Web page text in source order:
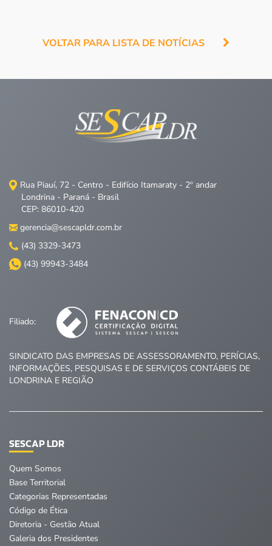
VOLTAR PARA LISTA DE NOTÍCIAS
Rua Piauí, 72 - Centro - Edifício Itamaraty - 2º andar
Londrina - Paraná - Brasil
CEP: 86010-420
gerencia@sescapldr.com.br
(43) 3329-3473
(43) 99943-3484
Filiado:
SINDICATO DAS EMPRESAS DE ASSESSORAMENTO, PERÍCIAS,
INFORMAÇÕES, PESQUISAS E DE SERVIÇOS CONTÁBEIS DE
LONDRINA E REGIÃO
SESCAP LDR
Quem Somos
Base Territorial
Categorias Representadas
Código de Ética
Diretoria - Gestão Atual
Galeria dos Presidentes